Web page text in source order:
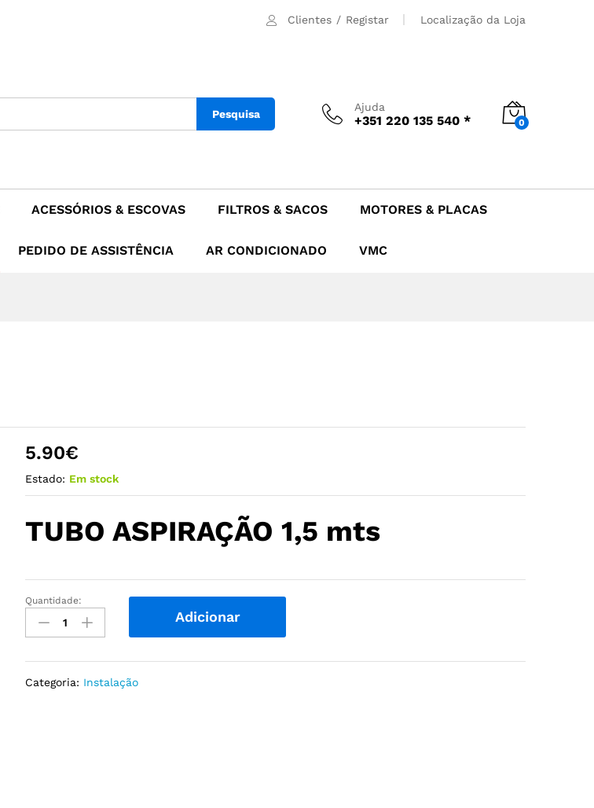
Clientes / Registar Localização da Loja
Pesquisa
Ajuda
+351 220 135 540 * 0
ACESSÓRIOS & ESCOVAS FILTROS & SACOS MOTORES & PLACAS
PEDIDO DE ASSISTÊNCIA AR CONDICIONADO VMC
5.90€
Estado: Em stock
TUBO ASPIRAÇÃO 1,5 mts
Tubo
Aspiração
1,5
Quantidade:
Adicionar
Categoria: Instalação
5.90 € Adicionar